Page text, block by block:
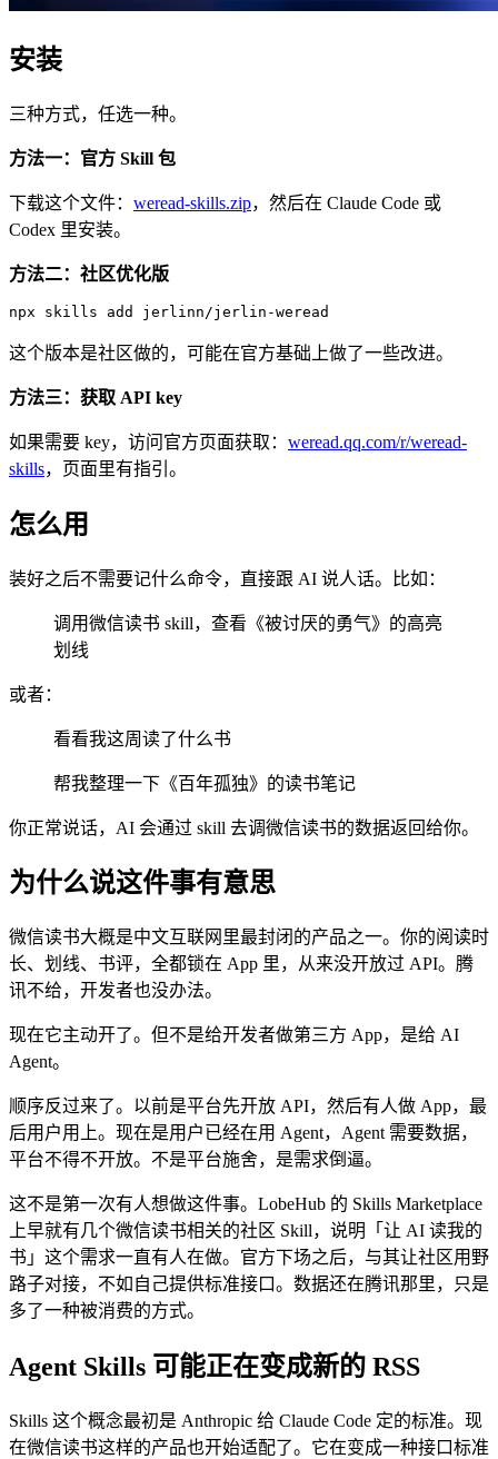
安装
三种方式，任选一种。
方法一：官方 Skill 包
下载这个文件： weread-skills.zip，然后在 Claude Code 或
Codex 里安装。
方法二：社区优化版
npx skills add jerlinn/jerlin-weread
这个版本是社区做的，可能在官方基础上做了一些改进。
方法三：获取 API key
如果需要 key，访问官方页面获取： weread.qq.com/r/weread-
skills，页面里有指引。
怎么用
装好之后不需要记什么命令，直接跟 AI 说人话。比如：
调用微信读书 skill，查看《被讨厌的勇气》的高亮
划线
或者：
看看我这周读了什么书
帮我整理一下《百年孤独》的读书笔记
你正常说话，AI 会通过 skill 去调微信读书的数据返回给你。
为什么说这件事有意思
微信读书大概是中文互联网里最封闭的产品之一。你的阅读时
长、划线、书评，全都锁在 App 里，从来没开放过 API。腾
讯不给，开发者也没办法。
现在它主动开了。但不是给开发者做第三方 App，是给 AI
Agent。
顺序反过来了。以前是平台先开放 API，然后有人做 App，最
后用户用上。现在是用户已经在用 Agent，Agent 需要数据，
平台不得不开放。不是平台施舍，是需求倒逼。
这不是第一次有人想做这件事。LobeHub 的 Skills Marketplace
上早就有几个微信读书相关的社区 Skill，说明「让 AI 读我的
书」这个需求一直有人在做。官方下场之后，与其让社区用野
路子对接，不如自己提供标准接口。数据还在腾讯那里，只是
多了一种被消费的方式。
Agent Skills 可能正在变成新的 RSS
Skills 这个概念最初是 Anthropic 给 Claude Code 定的标准。现
在微信读书这样的产品也开始适配了。它在变成一种接口标准